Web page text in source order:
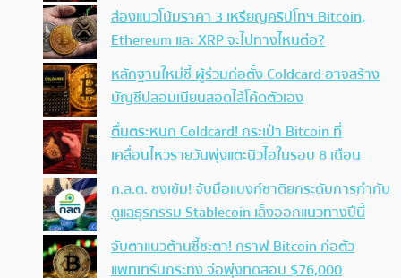
ส่องแนวโน้มราคา 3 เหรียญคริปโทฯ Bitcoin,
Ethereum และ XRP จะไปทางไหนต่อ?
หลักฐานใหม่ชี้ ผู้ร่วมก่อตั้ง Coldcard อาจสร้าง
บัญชีปลอมเนียนสอดไส้โค้ดตัวเอง
ตื่นตระหนก Coldcard! กระเป๋า Bitcoin ที่
เคลื่อนไหวรายวันพุ่งแตะนิวไฮในรอบ 8 เดือน
ก.ล.ต. ชงเข้ม! จับมือแบงก์ชาติยกระดับการกำกับ
ดูแลธุรกรรม Stablecoin เล็งออกแนวทางปีนี้
จับตาแนวต้านชี้ชะตา! กราฟ Bitcoin ก่อตัว
แพทเทิร์นกระทิง จ่อพุ่งทดสอบ $76,000